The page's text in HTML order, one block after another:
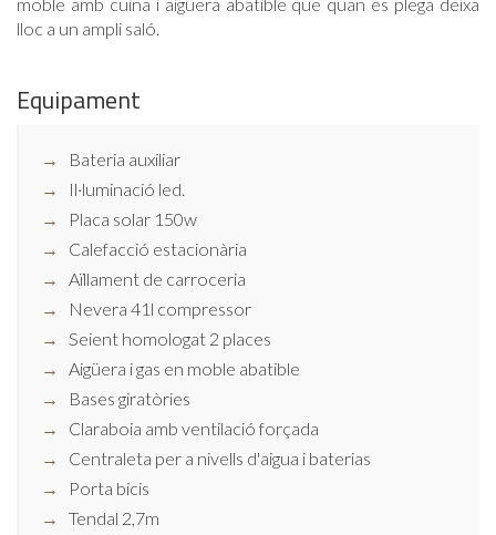
lloc a un ampli saló.
Equipament
Bateria auxiliar
Il·luminació led.
Placa solar 150w
Calefacció estacionària
Aïllament de carroceria
Nevera 41l compressor
Seient homologat 2 places
Aigüera i gas en moble abatible
Bases giratòries
Claraboia amb ventilació forçada
Centraleta per a nivells d'aigua i baterias
Porta bicis
Tendal 2,7m